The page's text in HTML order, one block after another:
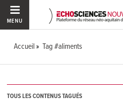
MENU
Accueil Tag #aliments
TOUS LES CONTENUS TAGUÉS